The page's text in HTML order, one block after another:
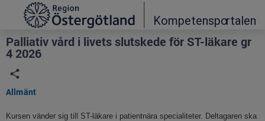
Grade
Portal
Palliativ vård i livets slutskede för ST-läkare gr
4 2026
Allmänt
Kursen vänder sig till ST-läkare i patientnära specialiteter. Deltagaren ska